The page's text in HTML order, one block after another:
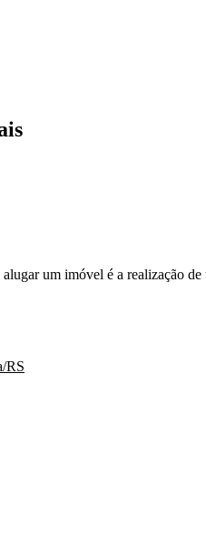
um imóvel é a realização
RS